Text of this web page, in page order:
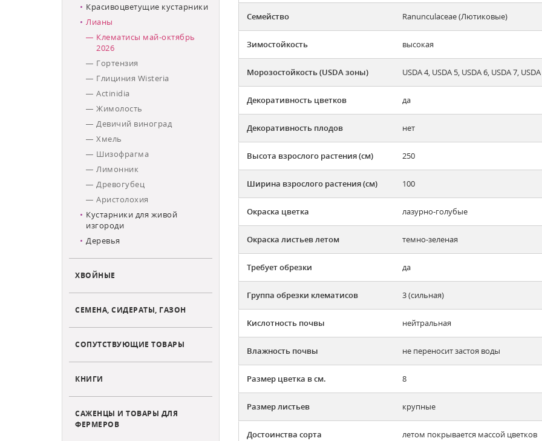
Красивоцветущие кустарники
Лианы
Клематисы май-октябрь
2026
Гортензия
Глициния Wisteria
Actinidia
Жимолость
Девичий виноград
Хмель
Шизофрагма
Лимонник
Древогубец
Аристолохия
Кустарники для живой
изгороди
Деревья
ХВОЙНЫЕ
СЕМЕНА, СИДЕРАТЫ, ГАЗОН
СОПУТСТВУЮЩИЕ ТОВАРЫ
КНИГИ
САЖЕНЦЫ И ТОВАРЫ ДЛЯ
ФЕРМЕРОВ
Семейство Ranunculaceae (Лютиковые)
Зимостойкость высокая
Морозостойкость (USDA зоны) USDA 4, USDA 5, USDA 6, USDA 7,
Декоративность цветков да
Декоративность плодов нет
Высота взрослого растения (см) 250
Ширина взрослого растения (см) 100
Окраска цветка лазурно-голубые
Окраска листьев летом темно-зеленая
Требует обрезки да
Группа обрезки клематисов 3 (сильная)
Кислотность почвы нейтральная
Влажность почвы не переносит застоя воды
Размер цветка в см. 8
Размер листьев крупные
Достоинства сорта летом покрывается массой цветков